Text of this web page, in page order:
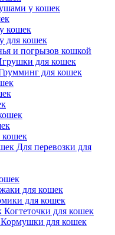
у кошек
кошек
для кошек
и погрызов кошкой
для кошек
для кошек
Для перевозки для
для кошек
для кошек
Когтеточки для кошек
Кормушки для кошек